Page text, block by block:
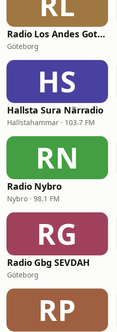
Radio Los Andes Gotemburgo
Göteborg
HS
Hallsta Sura Närradio
Hallstahammar · 103.7 FM
RN
Radio Nybro
Nybro · 98.1 FM
RG
Radio Gbg SEVDAH
Göteborg
RP